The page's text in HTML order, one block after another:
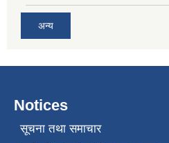
अन्य
Notices
सूचना तथा समाचार